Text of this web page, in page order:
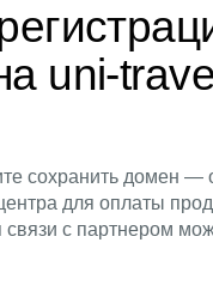
uni-
сохранить домен —
для оплаты
связи с партнером